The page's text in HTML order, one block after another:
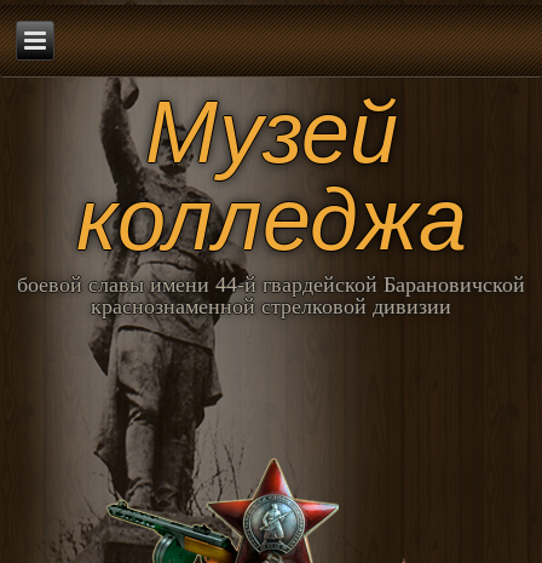
Музей
колледжа
боевой славы имени 44-й гвардейской Барановичской
краснознаменной стрелковой дивизии